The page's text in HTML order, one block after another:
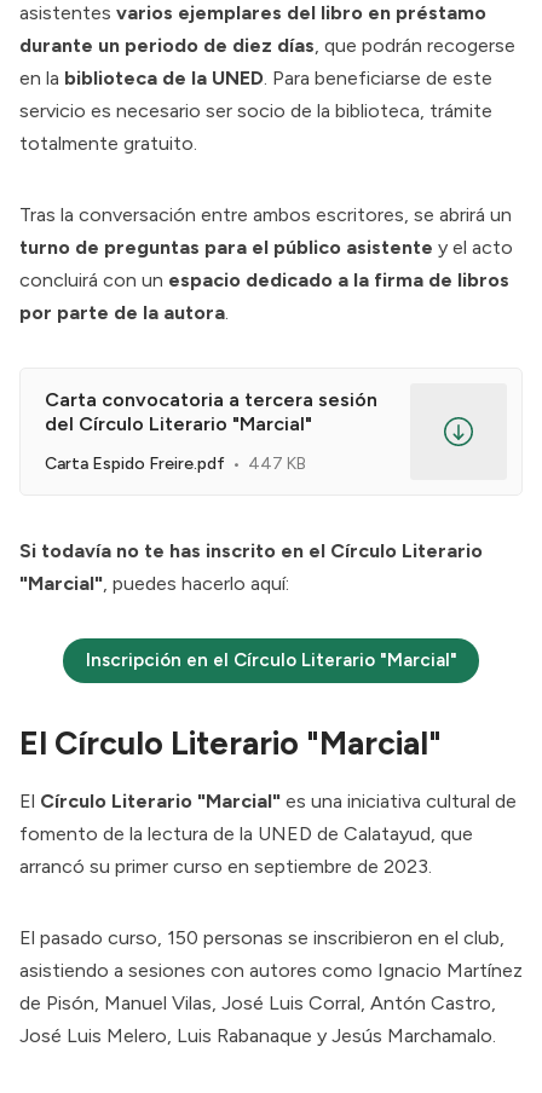
asistentes varios ejemplares del libro en préstamo
durante un periodo de diez días, que podrán recogerse
en la biblioteca de la UNED. Para beneficiarse de este
servicio es necesario ser socio de la biblioteca, trámite
totalmente gratuito.
Tras la conversación entre ambos escritores, se abrirá un
turno de preguntas para el público asistente y el acto
concluirá con un espacio dedicado a la firma de libros
por parte de la autora.
Carta convocatoria a tercera sesión
del Círculo Literario "Marcial"
Carta Espido Freire.pdf 447 KB
Si todavía no te has inscrito en el Círculo Literario
"Marcial", puedes hacerlo aquí:
Inscripción en el Círculo Literario "Marcial"
El Círculo Literario "Marcial"
El Círculo Literario "Marcial" es una iniciativa cultural de
fomento de la lectura de la UNED de Calatayud, que
arrancó su primer curso en septiembre de 2023.
El pasado curso, 150 personas se inscribieron en el club,
asistiendo a sesiones con autores como Ignacio Martínez
de Pisón, Manuel Vilas, José Luis Corral, Antón Castro,
José Luis Melero, Luis Rabanaque y Jesús Marchamalo.